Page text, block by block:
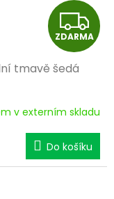
Z
D
R
M
A
ZDARMA
tmavě šedá
v externím skladu
Do košíku